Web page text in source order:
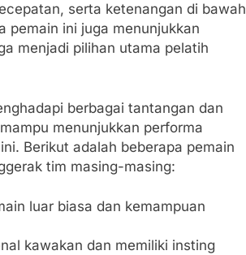
serta ketenangan di bawah
pemain ini juga menunjukkan
menjadi pilihan utama pelatih
berbagai tantangan dan
menunjukkan performa
Berikut adalah beberapa pemain
tim masing-masing:
luar biasa dan kemampuan
kawakan dan memiliki insting